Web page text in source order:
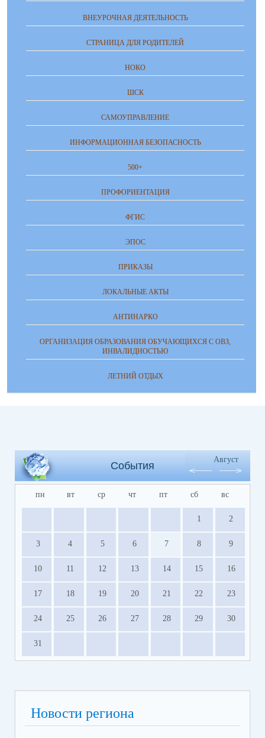
ВНЕУРОЧНАЯ ДЕЯТЕЛЬНОСТЬ
СТРАНИЦА ДЛЯ РОДИТЕЛЕЙ
НОКО
ШСК
САМОУПРАВЛЕНИЕ
ИНФОРМАЦИОННАЯ БЕЗОПАСНОСТЬ
500+
ПРОФОРИЕНТАЦИЯ
ФГИС
ЭПОС
ПРИКАЗЫ
ЛОКАЛЬНЫЕ АКТЫ
АНТИНАРКО
ОРГАНИЗАЦИЯ ОБРАЗОВАНИЯ ОБУЧАЮЩИХСЯ С ОВЗ,
ИНВАЛИДНОСТЬЮ
ЛЕТНИЙ ОТДЫХ
События
Август
пн вт ср чт пт сб вс
1 2
3 4 5 6 7 8 9
10 11 12 13 14 15 16
17 18 19 20 21 22 23
24 25 26 27 28 29 30
31
Новости региона